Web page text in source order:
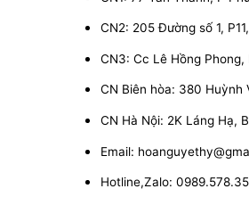
CN2: 205 Đường số 1,
CN3: Cc Lê Hồng Phong,
CN Biên hòa: 380 Huỳnh
CN Hà Nội: 2K Láng Hạ,
Email:
Hotline,Zalo: